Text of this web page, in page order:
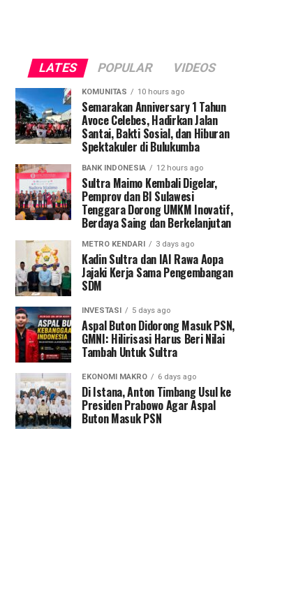
LATES POPULAR VIDEOS
KOMUNITAS 10 hours ago
Semarakan Anniversary 1 Tahun
Avoce Celebes, Hadirkan Jalan
Santai, Bakti Sosial, dan Hiburan
Spektakuler di Bulukumba
BANK INDONESIA 12 hours ago
Sultra Maimo Kembali Digelar,
Pemprov dan BI Sulawesi
Tenggara Dorong UMKM Inovatif,
Berdaya Saing dan Berkelanjutan
METRO KENDARI 3 days ago
Kadin Sultra dan IAI Rawa Aopa
Jajaki Kerja Sama Pengembangan
SDM
INVESTASI 5 days ago
Aspal Buton Didorong Masuk PSN,
GMNI: Hilirisasi Harus Beri Nilai
Tambah Untuk Sultra
EKONOMI MAKRO 6 days ago
Di Istana, Anton Timbang Usul ke
Presiden Prabowo Agar Aspal
Buton Masuk PSN